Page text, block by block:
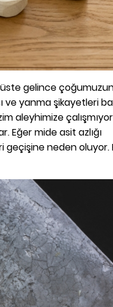
gelince
ve yanma şikayetleri
aleyhimize
Eğer mide asit azlığı
geçişine neden oluyor.